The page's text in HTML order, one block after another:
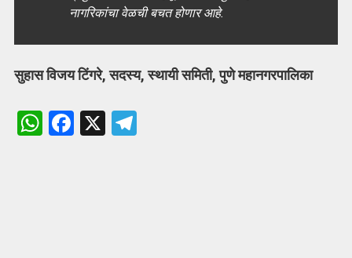
नागरिकांचा वेळची बचत होणार आहे.
सुहास विजय टिंगरे, सदस्य, स्थायी समिती, पुणे महानगरपालिका
W F X T